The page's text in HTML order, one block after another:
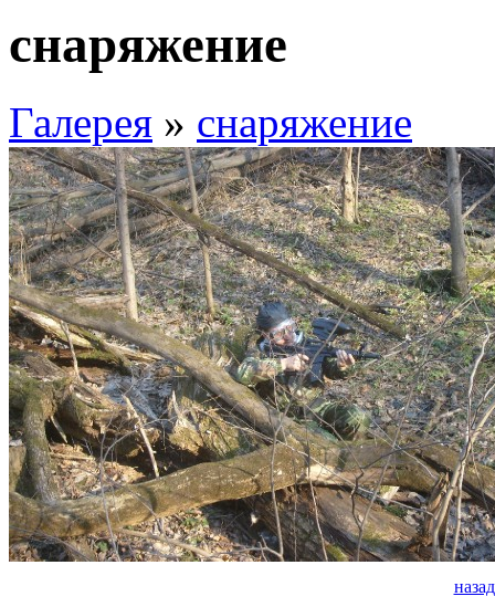
снаряжение
Галерея » снаряжение
назад